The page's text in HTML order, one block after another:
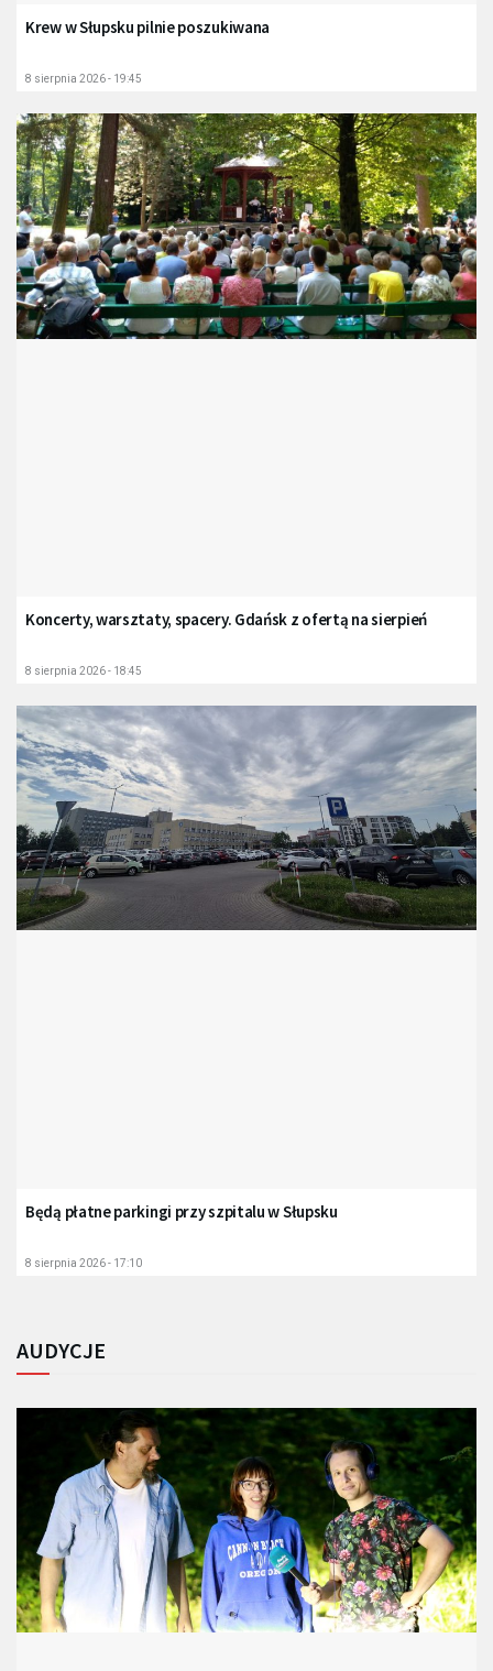
Krew w Słupsku pilnie poszukiwana
8 sierpnia 2026 - 19:45
Koncerty, warsztaty, spacery. Gdańsk z ofertą na sierpień
8 sierpnia 2026 - 18:45
Będą płatne parkingi przy szpitalu w Słupsku
8 sierpnia 2026 - 17:10
AUDYCJE